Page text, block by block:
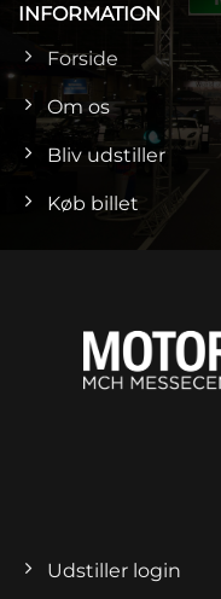
INFORMATION
Forside
Om os
Bliv udstiller
Køb billet
Udstiller login